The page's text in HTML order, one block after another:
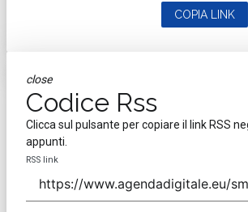
COPIA LINK
close
Codice Rss
Clicca sul pulsante per copiare il link RSS
appunti.
RSS link